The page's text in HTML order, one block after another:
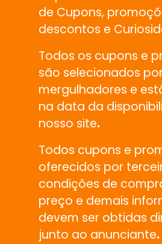
de Cupons,
descontos e
Todos os cupons e
são selecionados
mergulhadores e
na data da
nosso site.
Todos cupons e
oferecidos por
condições de
preço e demais
devem ser obtidas
junto ao anunciante.